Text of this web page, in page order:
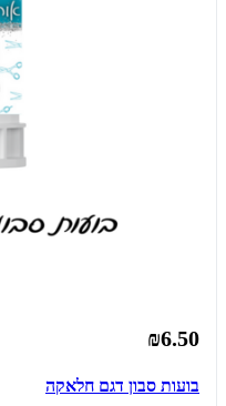
₪6.50
בועות סבון דגם חלאקה